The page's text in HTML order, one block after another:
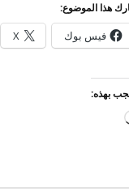
هذا الموضوع:
فيس بوك X
بهذه:
جاري